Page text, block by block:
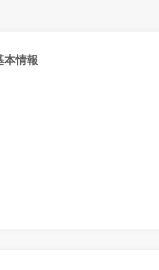
本情報